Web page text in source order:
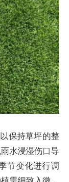
保持草坪的整
水浸湿伤口导
节变化进行调